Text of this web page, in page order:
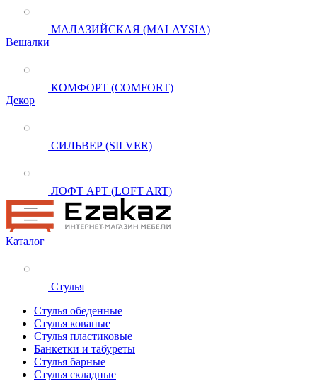
МАЛАЗИЙСКАЯ (MALAYSIA)
Вешалки
КОМФОРТ (COMFORT)
Декор
СИЛЬВЕР (SILVER)
ЛОФТ АРТ (LOFT ART)
Каталог
Стулья
Стулья обеденные
Стулья кованые
Стулья пластиковые
Банкетки и табуреты
Стулья барные
Стулья складные